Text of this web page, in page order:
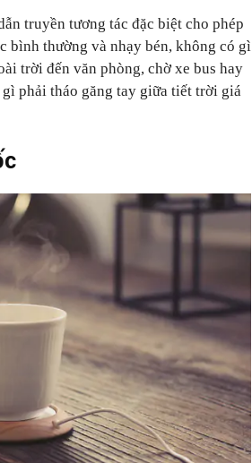
truyền tương tác đặc biệt cho phép
bình thường và nhạy bén, không có gì
trời đến văn phòng, chờ xe bus hay
phải tháo găng tay giữa tiết trời giá